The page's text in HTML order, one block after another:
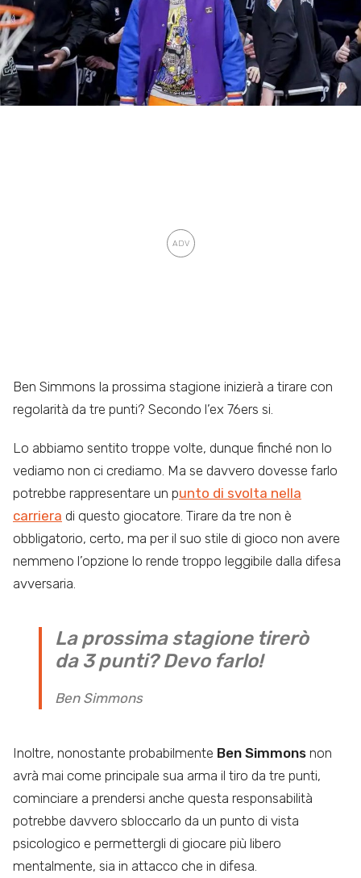
Ben Simmons la prossima stagione inizierà a tirare con
regolarità da tre punti? Secondo l’ex 76ers si.
Lo abbiamo sentito troppe volte, dunque finché non lo
vediamo non ci crediamo. Ma se davvero dovesse farlo
potrebbe rappresentare un punto di svolta nella
carriera di questo giocatore. Tirare da tre non è
obbligatorio, certo, ma per il suo stile di gioco non avere
nemmeno l’opzione lo rende troppo leggibile dalla difesa
avversaria.
La prossima stagione tirerò
da 3 punti? Devo farlo!
Ben Simmons
Inoltre, nonostante probabilmente Ben Simmons non
avrà mai come principale sua arma il tiro da tre punti,
cominciare a prendersi anche questa responsabilità
potrebbe davvero sbloccarlo da un punto di vista
psicologico e permettergli di giocare più libero
mentalmente, sia in attacco che in difesa.